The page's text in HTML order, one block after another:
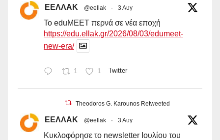
ΕΕΛΛΑΚ @eellak · 3 Αυγ
Το eduMEET περνά σε νέα εποχή
https://edu.ellak.gr/2026/08/03/edumeet-
new-era/
1 1 Twitter
Theodoros G. Karounos Retweeted
ΕΕΛΛΑΚ @eellak · 3 Αυγ
Κυκλοφόρησε το newsletter Ιουλίου του